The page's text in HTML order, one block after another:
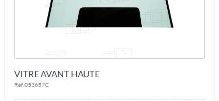
VITRE AVANT HAUTE
Réf. 053657C